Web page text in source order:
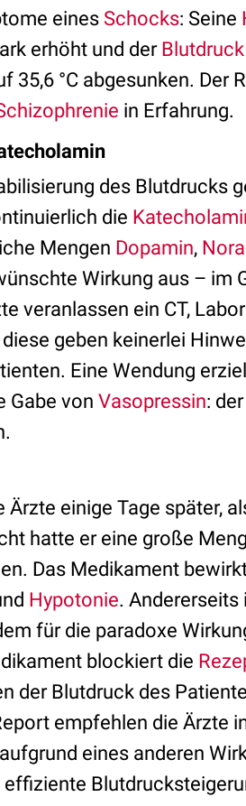
eines Schocks: Seine
erhöht und der Blutdruck
35,6 °C abgesunken. Der
in Erfahrung.
des Blutdrucks
die
Mengen Dopamin,
Wirkung aus – im
veranlassen ein CT,
geben keinerlei
Eine Wendung
Gabe von Vasopressin:
Ärzte einige Tage später,
hatte er eine große
Das Medikament
Hypotonie. Andererseits
für die paradoxe
blockiert die
der Blutdruck des
empfehlen die Ärzte
eines anderen